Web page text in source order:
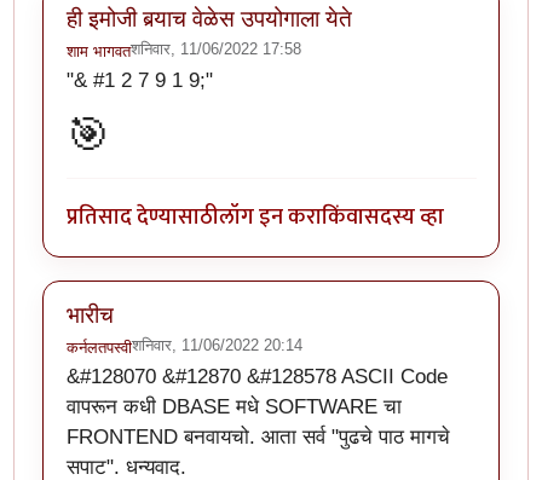
ही इमोजी बर्‍याच वेळेस उपयोगाला येते
शाम भागवतशनिवार, 11/06/2022 17:58
"& #1 2 7 9 1 9;"
🎯
प्रतिसाद देण्यासाठीलॉग इन कराकिंवासदस्य व्हा
भारीच
कर्नलतपस्वीशनिवार, 11/06/2022 20:14
&#128070 &#12870 &#128578 ASCII Code
वापरून कधी DBASE मधे SOFTWARE चा
FRONTEND बनवायचो. आता सर्व "पुढचे पाठ मागचे
सपाट". धन्यवाद.